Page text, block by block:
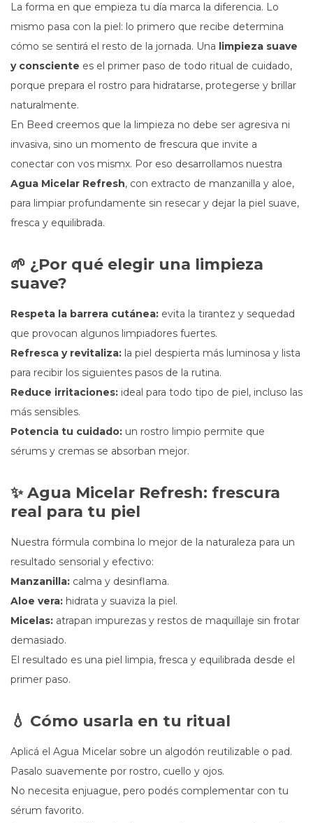
La forma en que empieza tu día marca la diferencia. Lo
mismo pasa con la piel: lo primero que recibe determina
cómo se sentirá el resto de la jornada. Una limpieza suave
y consciente es el primer paso de todo ritual de cuidado,
porque prepara el rostro para hidratarse, protegerse y brillar
naturalmente.
En Beed creemos que la limpieza no debe ser agresiva ni
invasiva, sino un momento de frescura que invite a
conectar con vos mismx. Por eso desarrollamos nuestra
Agua Micelar Refresh, con extracto de manzanilla y aloe,
para limpiar profundamente sin resecar y dejar la piel suave,
fresca y equilibrada.
🌱 ¿Por qué elegir una limpieza
suave?
Respeta la barrera cutánea: evita la tirantez y sequedad
que provocan algunos limpiadores fuertes.
Refresca y revitaliza: la piel despierta más luminosa y lista
para recibir los siguientes pasos de la rutina.
Reduce irritaciones: ideal para todo tipo de piel, incluso las
más sensibles.
Potencia tu cuidado: un rostro limpio permite que
sérums y cremas se absorban mejor.
✨ Agua Micelar Refresh: frescura
real para tu piel
Nuestra fórmula combina lo mejor de la naturaleza para un
resultado sensorial y efectivo:
Manzanilla: calma y desinflama.
Aloe vera: hidrata y suaviza la piel.
Micelas: atrapan impurezas y restos de maquillaje sin frotar
demasiado.
El resultado es una piel limpia, fresca y equilibrada desde el
primer paso.
💧 Cómo usarla en tu ritual
Aplicá el Agua Micelar sobre un algodón reutilizable o pad.
Pasalo suavemente por rostro, cuello y ojos.
No necesita enjuague, pero podés complementar con tu
sérum favorito.